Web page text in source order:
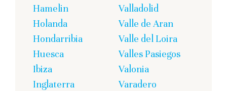
Hamelin
Holanda
Hondarribia
Huesca
Ibiza
Inglaterra
Valladolid
Valle de Aran
Valle del Loira
Valles Pasiegos
Valonia
Varadero